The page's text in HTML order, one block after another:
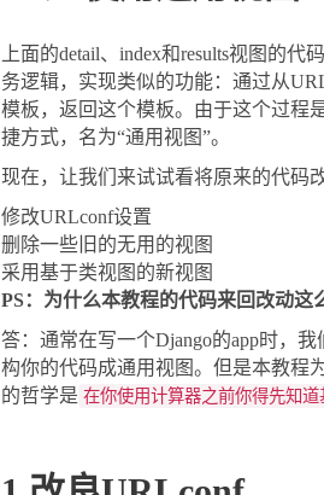
上面的detail、index和results视图的
务逻辑，实现类似的功能：通过从
模板，返回这个模板。由于这个过程
捷方式，名为“通用视图”。
现在，让我们来试试看将原来的代码
修改URLconf设置
删除一些旧的无用的视图
采用基于类视图的新视图
PS：为什么本教程的代码来回改动这
答：通常在写一个Django的app时，
构你的代码成通用视图。但是本教程
的哲学是 在你使用计算器之前你得先知